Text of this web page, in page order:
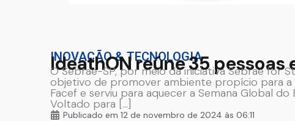
INOVAÇÃO & TECNOLOGIA
IdeathON reúne 35 pessoas
O Sebrae-SP, por meio da iniciativa Sebrae for
objetivo de promover ambiente propício para a
Facef e serviu para aquecer a Semana Global
Voltado para […]
Publicado em 12 de novembro de 2024 às 06:11